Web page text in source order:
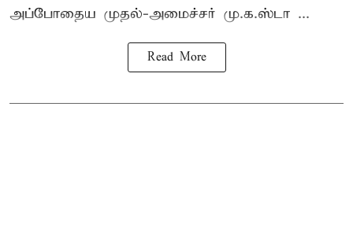
அப்போதைய முதல்-அமைச்சர் மு.க.ஸ்டா ...
Read More